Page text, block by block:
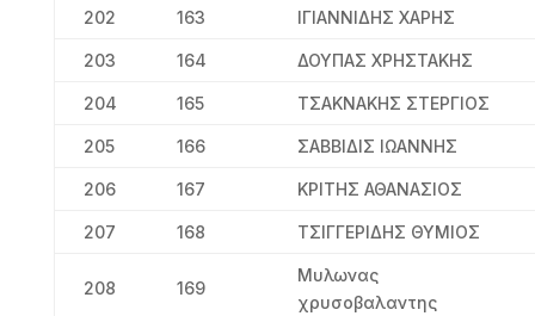
202 163 ΙΓΙΑΝΝΙΔΗΣ ΧΑΡΗΣ
203 164 ΔΟΥΠΑΣ ΧΡΗΣΤΑΚΗΣ
204 165 ΤΣΑΚΝΑΚΗΣ ΣΤΕΡΓΙΟΣ
205 166 ΣΑΒΒΙΔΙΣ ΙΩΑΝΝΗΣ
206 167 ΚΡΙΤΗΣ ΑΘΑΝΑΣΙΟΣ
207 168 ΤΣΙΓΓΕΡΙΔΗΣ ΘΥΜΙΟΣ
208 169
Μυλωνας
χρυσοβαλαντης